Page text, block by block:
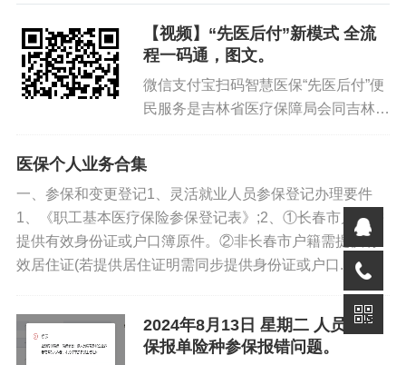
如果您对本文有异议，请先阅读本站《
持您个人观点可与本人联系。
标签: 医保社保 个人解读 个人作品
【视频】“先医后付”新模式 全流
程一码通，图文。
微信支付宝扫码智慧医保“先医后付”便
民服务是吉林省医疗保障局会同吉林省
字化建设管理局、国家金融监督管理总
行，联合数字科技企业，与医保...
医保个人业务合集
一、参保和变更登记1、灵活就业人员参保登记办理要件
1、《职工基本医疗保险参保登记表》;2、①长春市户籍需
提供有效身份证或户口簿原件。②非长春市户籍需提供有
效居住证(若提供居住证明需同步提供身份证或户口...
2024年8月13日 星期二 人员新参
保报单险种参保报错问题。